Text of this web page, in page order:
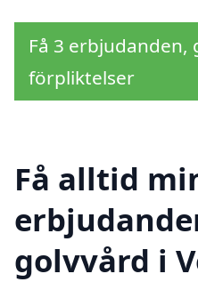
Få 3 erbjudanden,
förpliktelser
Få alltid
golvvård i